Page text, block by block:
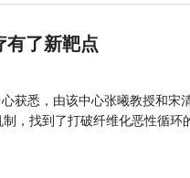
有了新靶点
获悉，由该中心张曦教授和宋
，找到了打破纤维化恶性循环